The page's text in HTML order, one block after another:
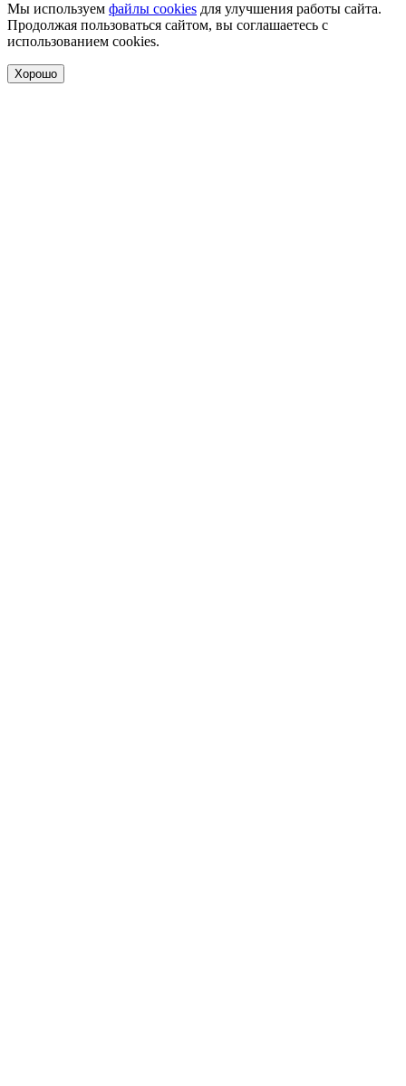
Мы используем файлы cookies для улучшения работы сайта.
Продолжая пользоваться сайтом, вы соглашаетесь с
использованием cookies.
Хорошо